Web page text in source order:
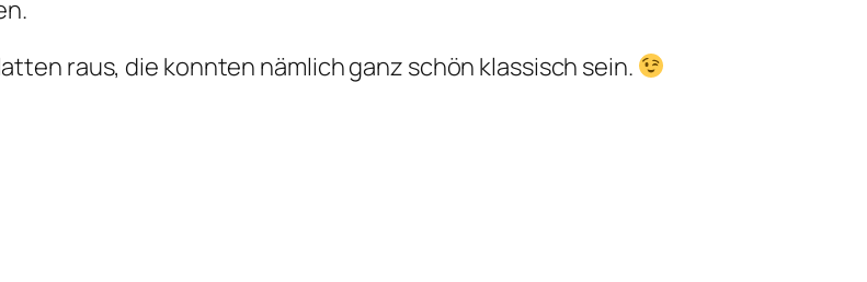
raus, die konnten nämlich ganz schön klassisch sein.